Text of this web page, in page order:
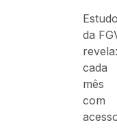
Estudo
da
revela:
cada
mês
com